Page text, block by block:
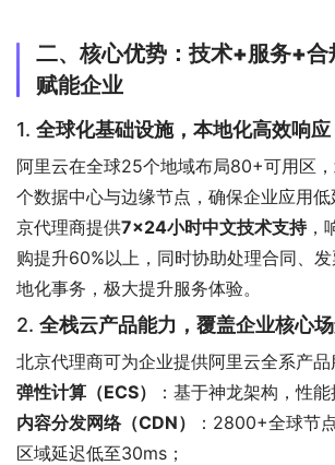
二、核心优势：技术+服务+合
赋能企业
1. 全球化基础设施，本地化高效响应
阿里云在全球25个地域布局80+可用区
个数据中心与边缘节点，确保企业应用
京代理商提供7×24小时中文技术支持，
购提升60%以上，同时协助处理合同、
地化事务，极大提升服务体验。
2. 全栈云产品能力，覆盖企业核心
北京代理商可为企业提供阿里云全系产品
弹性计算（ECS）
：基于神龙架构，性能
内容分发网络（CDN）
：2800+全球节
区域延迟低至30ms；